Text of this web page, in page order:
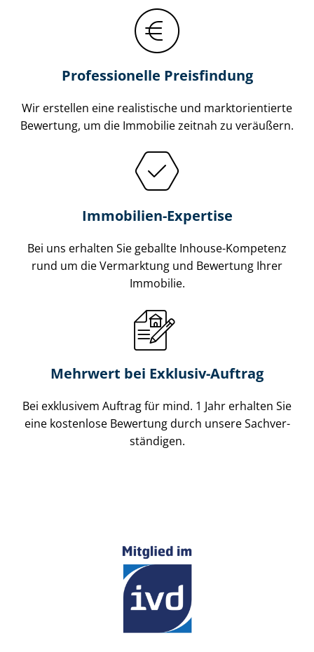
Professionelle Preisfindung
Wir erstellen eine realistische und markt­ori­en­tier­te
Bewertung, um die Immobilie zeitnah zu veräußern.
Immobilien-Expertise
Bei uns erhalten Sie geballte Inhouse-Kompetenz
rund um die Vermarktung und Bewertung Ihrer
Immobilie.
Mehrwert bei Exklusiv-Auftrag
Bei exklusivem Auftrag für mind. 1 Jahr erhalten Sie
eine kostenlose Bewertung durch unsere Sach­ver­
stän­di­gen.